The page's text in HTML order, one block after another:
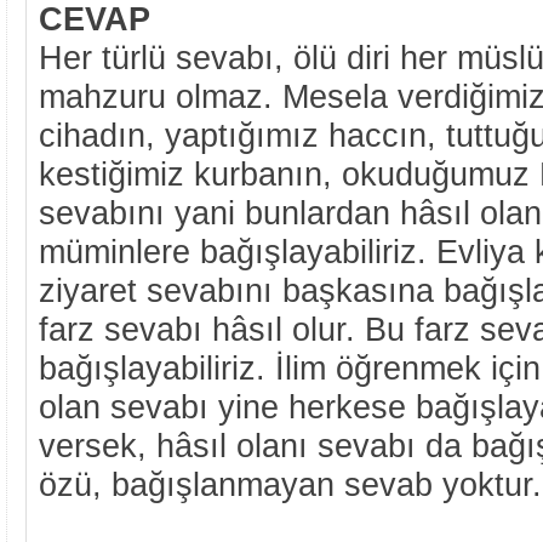
CEVAP
Her türlü sevabı, ölü diri her
mahzuru olmaz. Mesela
cihadın, yaptığımız haccın,
kestiğimiz kurbanın, okuduğumuz
sevabını yani bunlardan hâsıl
müminlere bağışlayabiliriz.
ziyaret sevabını başkasına
farz sevabı hâsıl olur. Bu farz
bağışlayabiliriz. İlim öğrenmek
olan sevabı yine herkese
versek, hâsıl olanı sevabı da
özü, bağışlanmayan sevab yoktur.